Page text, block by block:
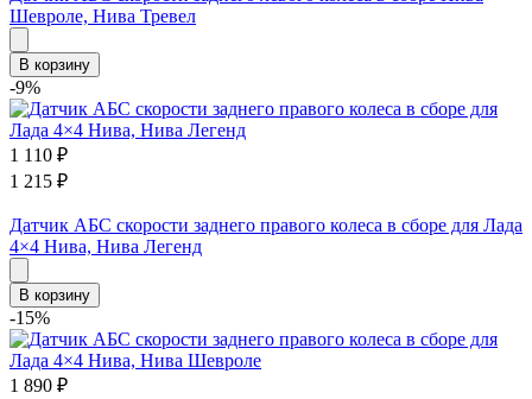
Шевроле, Нива Тревел
В корзину
-9%
1 110 ₽
1 215 ₽
Датчик АБС скорости заднего правого колеса в сборе для Лада
4×4 Нива, Нива Легенд
В корзину
-15%
1 890 ₽